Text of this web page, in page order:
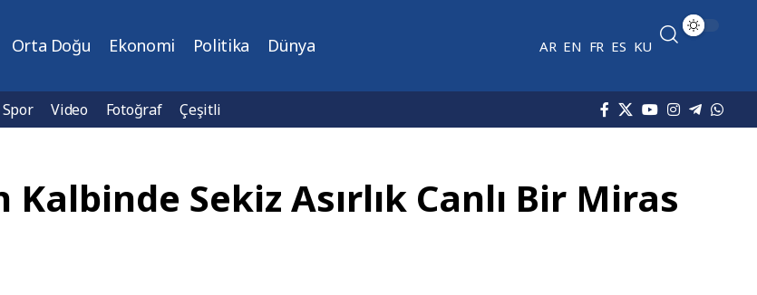
Orta Doğu Ekonomi Politika Dünya AR EN FR ES KU
Spor Video Fotoğraf Çeşitli
Kalbinde Sekiz Asırlık Canlı Bir Miras